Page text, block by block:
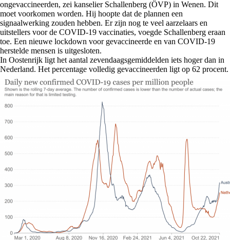
ongevaccineerden, zei kanselier Schallenberg (ÖVP) in Wenen. Dit
moet voorkomen worden. Hij hoopte dat de plannen een
signaalwerking zouden hebben. Er zijn nog te veel aarzelaars en
uitstellers voor de COVID-19 vaccinaties, voegde Schallenberg eraan
toe. Een nieuwe lockdown voor gevaccineerde en van COVID-19
herstelde mensen is uitgesloten.
In Oostenrijk ligt het aantal zevendaagsgemiddelden iets hoger dan in
Nederland. Het percentage volledig gevaccineerden ligt op 62 procent.